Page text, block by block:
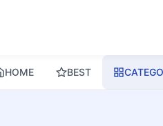
HOME BEST